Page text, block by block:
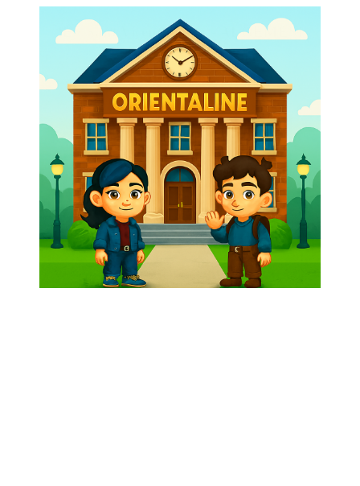
IES Sant Vicent Ferrer - ALGEMESI
2025/26
Entramos